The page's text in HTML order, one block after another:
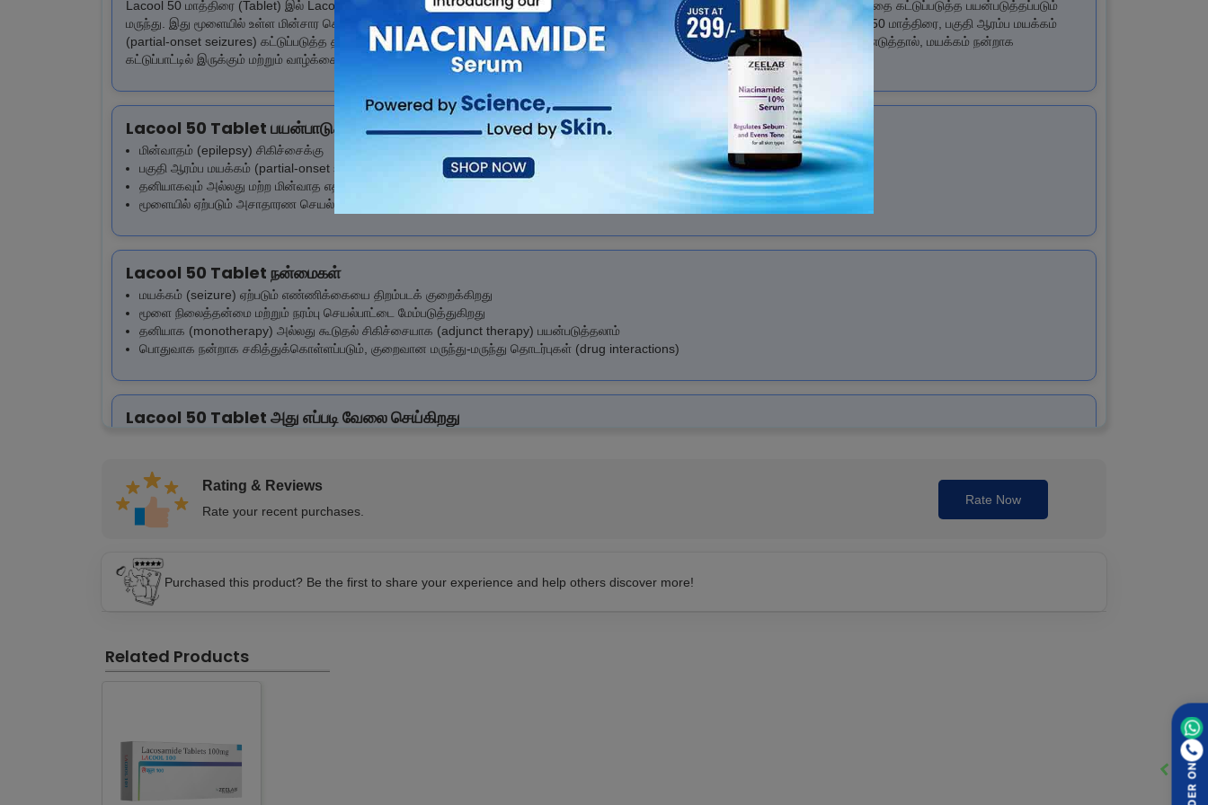
Lacool 50 மாத்திரை (Tablet) இல் Lacosamide 50mg உள்ளது. இது மயக்கம் (seizures) ஏற்படும் மின்வாதம் (epilepsy) நோயாளிகளில் மயக்கத்தை கட்டுப்படுத்த பயன்படுத்தப்படும்
மருந்து. இது மூளையில் உள்ள மின்சார செயல்பாட்டை நிலைப்படுத்தி, மயக்கம் ஏற்படும் அடிக்கடி மற்றும் தீவிரத்தைக் குறைக்க உதவுகிறது. Lacool 50 மாத்திரை, பகுதி ஆரம்ப மயக்கம்
(partial-onset seizures) கட்டுப்படுத்த தனியாகவும் அல்லது மற்ற மருந்துகளுடன் சேர்த்தும் கொடுக்கப்படுகிறது. மருத்துவர் கூறியபடி தொடர்ந்து எடுத்தால், மயக்கம் நன்றாக
கட்டுப்பாட்டில் இருக்கும் மற்றும் வாழ்க்கை தரம் மேம்படும்.
Lacool 50 Tablet பயன்பாடுகள்
மின்வாதம் (epilepsy) சிகிச்சைக்கு
பகுதி ஆரம்ப மயக்கம் (partial-onset seizures) கட்டுப்படுத்த
தனியாகவும் அல்லது மற்ற மின்வாத எதிர்ப்பு மருந்துகளுடன் (anti-epileptic medications) சேர்த்தும் பயன்படுத்தப்படுகிறது
மூளையில் ஏற்படும் அசாதாரண செயல்பாட்டை தடுக்க உதவும்
Lacool 50 Tablet நன்மைகள்
மயக்கம் (seizure) ஏற்படும் எண்ணிக்கையை திறம்படக் குறைக்கிறது
மூளை நிலைத்தன்மை மற்றும் நரம்பு செயல்பாட்டை மேம்படுத்துகிறது
தனியாக (monotherapy) அல்லது கூடுதல் சிகிச்சையாக (adjunct therapy) பயன்படுத்தலாம்
பொதுவாக நன்றாக சகித்துக்கொள்ளப்படும், குறைவான மருந்து-மருந்து தொடர்புகள் (drug interactions)
Lacool 50 Tablet அது எப்படி வேலை செய்கிறது
இருக்கும்.
Lacool 50 மாத்திரையை உங்கள் மருத்துவர் கூறியபடி எடுத்துக்கொள்ளுங்கள். பொதுவாக இது ஒரு நாளில் இரு முறை, உணவுடன் அல்லது உணவு இல்லாமல் எடுத்துக்கொள்ளப்படுகிறது.
மாத்திரையை முழுவதும் தண்ணீருடன் விழுங்குங்கள். திடீரென மருந்தை நிறுத்த வேண்டாம், அப்படி நிறுத்தினால் மயக்கம் (seizure) ஏற்படும் ஆபத்து அதிகரிக்கலாம்.
Lacool 50 Tablet பக்க விளைவு
தலைசுற்றல் மற்றும் தூக்க கலக்கம் (drowsiness)
மங்கலான பார்வை (blurred vision)
சமநிலை இழப்பு
Rating & Reviews
Rate your recent purchases.
Rate Now
Purchased this product? Be the first to share your experience and help others discover more!
Related Products